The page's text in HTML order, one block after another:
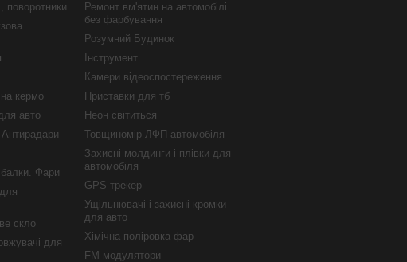
поворотники
кермо
авто
Антирадари
Фари
скло
для
Ремонт вм'ятин на автомобілі
без фарбування
Розумний Будинок
Інструмент
Камери відеоспостереження
Приставки для тб
Неон світиться
Товщиномір ЛФП автомобіля
Захисні молдинги і плівки для
автомобіля
GPS-трекер
Ущільнювачі і захисні кромки
для авто
Хімічна поліровка фар
FM модулятори